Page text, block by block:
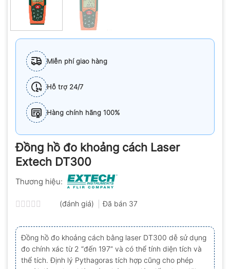
Miễn phí giao hàng
Hỗ trợ 24/7
Hàng chính hãng 100%
Đồng hồ đo khoảng cách Laser
Extech DT300
Thương hiệu:
xếp
hạng
0.0
5
sao
(đánh giá) Đã bán 37
Đồng hồ đo khoảng cách bằng laser DT300 dễ sử dụng
đo chính xác từ 2 “đến 197” và có thể tính diện tích và
thể tích. Định lý Pythagoras tích hợp cũng cho phép